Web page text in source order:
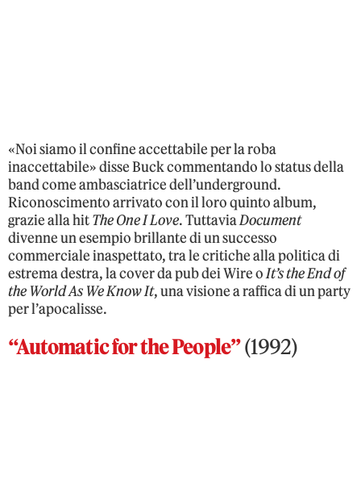
«Noi siamo il confine accettabile per la roba
inaccettabile» disse Buck commentando lo status della
band come ambasciatrice dell’underground.
Riconoscimento arrivato con il loro quinto album,
grazie alla hitThe One I Love. TuttaviaDocument
divenne un esempio brillante di un successo
commerciale inaspettato, tra le critiche alla politica di
estrema destra, la cover da pub dei Wire oIt’s the End of
the World As We Know It, una visione a raffica di un party
per l’apocalisse.
“Automatic for the People”(1992)